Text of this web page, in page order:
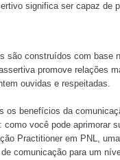
significa ser capaz de
são construídos com base
promove relações
ouvidas e respeitadas.
os benefícios da
como você pode aprimorar
Practitioner em PNL,
comunicação para um